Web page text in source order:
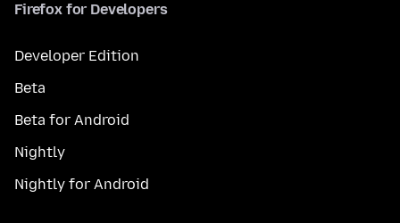
Firefox for Developers
Developer Edition
Beta
Beta for Android
Nightly
Nightly for Android